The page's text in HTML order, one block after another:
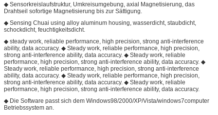
◆ Sensorkreislaufstruktur, Umkreisumgebung, axial Magnetisierung, das
Drahtseil sofortige Magnetisierung bis zur Sättigung.
◆ Sensing Chuai using alloy aluminum housing, wasserdicht, staubdicht,
schockdicht, feuchtigkeitsdicht.
◆ steady work, reliable performance, high precision, strong anti-interference
ability, data accuracy. ◆ Steady work, reliable performance, high precision,
strong anti-interference ability, data accuracy. ◆ Steady work, reliable
performance, high precision, strong anti-interference ability, data accuracy. ◆
Steady work, reliable performance, high precision, strong anti-interference
ability, data accuracy. ◆ Steady work, reliable performance, high precision,
strong anti-interference ability, data accuracy. ◆ Steady work, reliable
performance, high precision, strong anti-interference ability, data accuracy.
◆ Die Software passt sich dem Windows98/2000/XP/Vista/windows7computer
Betriebssystem an.